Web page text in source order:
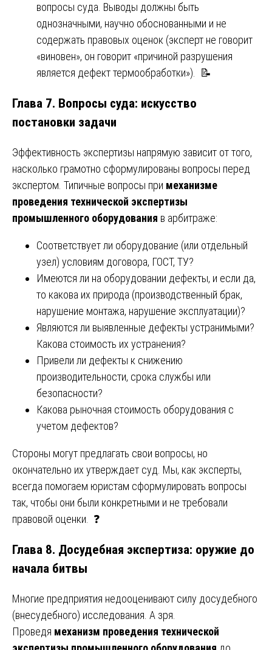
вопросы суда. Выводы должны быть
однозначными, научно обоснованными и не
содержать правовых оценок (эксперт не говорит
«виновен», он говорит «причиной разрушения
является дефект термообработки»). 📝
Глава 7. Вопросы суда: искусство
постановки задачи
Эффективность экспертизы напрямую зависит от того,
насколько грамотно сформулированы вопросы перед
экспертом. Типичные вопросы при механизме
проведения технической экспертизы
промышленного оборудования в арбитраже:
Соответствует ли оборудование (или отдельный
узел) условиям договора, ГОСТ, ТУ?
Имеются ли на оборудовании дефекты, и если да,
то какова их природа (производственный брак,
нарушение монтажа, нарушение эксплуатации)?
Являются ли выявленные дефекты устранимыми?
Какова стоимость их устранения?
Привели ли дефекты к снижению
производительности, срока службы или
безопасности?
Какова рыночная стоимость оборудования с
учетом дефектов?
Стороны могут предлагать свои вопросы, но
окончательно их утверждает суд. Мы, как эксперты,
всегда помогаем юристам сформулировать вопросы
так, чтобы они были конкретными и не требовали
правовой оценки. ❓
Глава 8. Досудебная экспертиза: оружие до
начала битвы
Многие предприятия недооценивают силу досудебного
(внесудебного) исследования. А зря.
Проведя механизм проведения технической